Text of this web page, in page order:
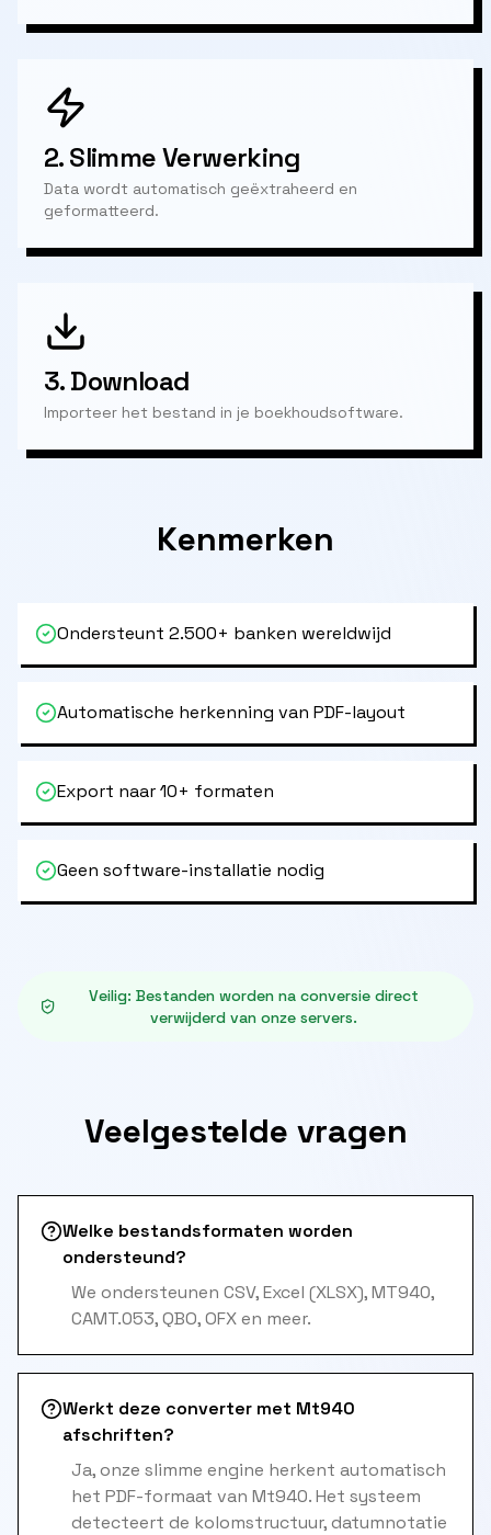
2.Slimme Verwerking
Data wordt automatisch geëxtraheerd en
geformatteerd.
3.Download
Importeer het bestand in je boekhoudsoftware.
Kenmerken
Ondersteunt 2.500+ banken wereldwijd
Automatische herkenning van PDF-layout
Export naar 10+ formaten
Geen software-installatie nodig
Veilig: Bestanden worden na conversie direct
verwijderd van onze servers.
Veelgestelde vragen
Welke bestandsformaten worden
ondersteund?
We ondersteunen CSV, Excel (XLSX), MT940,
CAMT.053, QBO, OFX en meer.
Werkt deze converter met Mt940
afschriften?
Ja, onze slimme engine herkent automatisch
het PDF-formaat van Mt940. Het systeem
detecteert de kolomstructuur, datumnotatie